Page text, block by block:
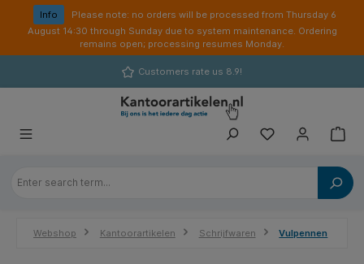
content
Info
Please note: no orders will be processed from Thursday 6
August 14:30 through Sunday due to system maintenance. Ordering
remains open; processing resumes Monday.
Customers rate us 8.9!
Webshop Kantoorartikelen Schrijfwaren Vulpennen